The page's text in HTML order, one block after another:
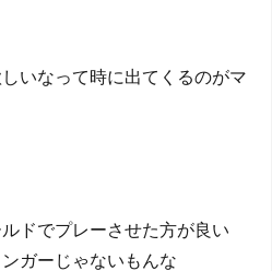
いなって時に出てくるのがマ
ドでプレーさせた方が良い
ガーじゃないもんな